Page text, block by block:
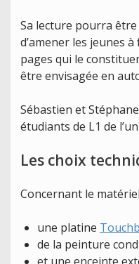
Sa lecture pourra
d’amener les jeunes
pages qui le
être envisagée en
Sébastien et
étudiants de L1 de
Les choix
Concernant le
une platine
de la peinture